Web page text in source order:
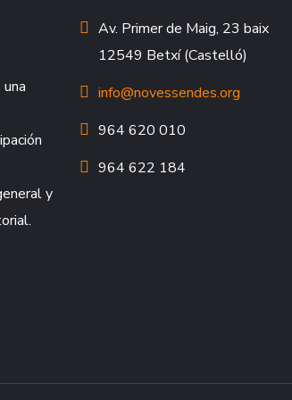
y
Av. Primer de Maig, 23 baix
12549 Betxí (Castelló)
info@novessendes.org
964 620 010
964 622 184